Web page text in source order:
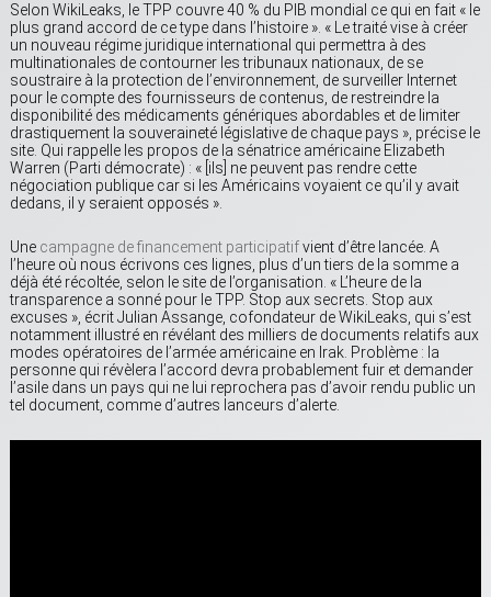
Selon WikiLeaks, le TPP couvre 40 % du PIB mondial ce qui en fait « le
plus grand accord de ce type dans l’histoire ». « Le traité vise à créer
un nouveau régime juridique international qui permettra à des
multinationales de contourner les tribunaux nationaux, de se
soustraire à la protection de l’environnement, de surveiller Internet
pour le compte des fournisseurs de contenus, de restreindre la
disponibilité des médicaments génériques abordables et de limiter
drastiquement la souveraineté législative de chaque pays », précise le
site. Qui rappelle les propos de la sénatrice américaine Elizabeth
Warren (Parti démocrate) : « [ils] ne peuvent pas rendre cette
négociation publique car si les Américains voyaient ce qu’il y avait
dedans, il y seraient opposés ».
Une campagne de financement participatifvient d’être lancée. A
l’heure où nous écrivons ces lignes, plus d’un tiers de la somme a
déjà été récoltée, selon le site de l’organisation. « L’heure de la
transparence a sonné pour le TPP. Stop aux secrets. Stop aux
excuses », écrit Julian Assange, cofondateur de WikiLeaks, qui s’est
notamment illustré en révélant des milliers de documents relatifs aux
modes opératoires de l’armée américaine en Irak. Problème : la
personne qui révèlera l’accord devra probablement fuir et demander
l’asile dans un pays qui ne lui reprochera pas d’avoir rendu public un
tel document, comme d’autres lanceurs d’alerte.